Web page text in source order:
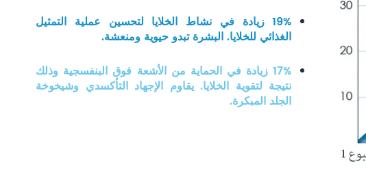
19% زيادة في نشاط الخلايا لتحسين عملية التمثيل
الغذائي للخلايا. البشرة تبدو حيوية ومنعشة.
17% زيادة في الحماية من الأشعة فوق البنفسجية وذلك
نتيجة لتقوية الخلايا. يقاوم الإجهاد التأكسدي وشيخوخة
الجلد المبكرة.